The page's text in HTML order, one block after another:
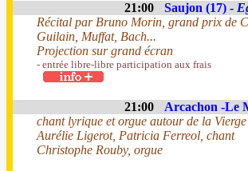
21:00 Saujon (17) -
Récital par Bruno Morin, grand prix de
Guilain, Muffat, Bach...
Projection sur grand écran
- entrée libre-libre participation aux frais
21:00 Arcachon -Le
chant lyrique et orgue autour de la
Aurélie Ligerot, Patricia Ferreol, chant
Christophe Rouby, orgue